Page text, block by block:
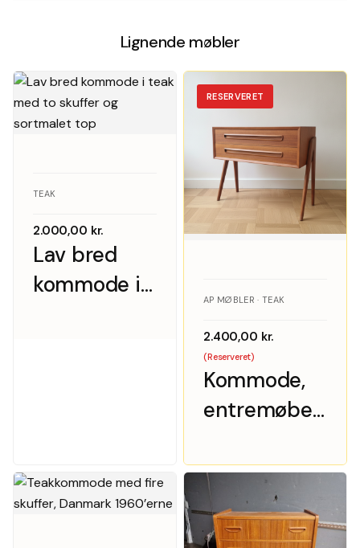
Lignende møbler
Lav bred
kommode i
TEAK
2.000,00 kr.
RESERVERET
Kommode,
entremøbel,
AP Møbler,
teak
AP MØBLER · TEAK
2.400,00 kr.
(Reserveret)